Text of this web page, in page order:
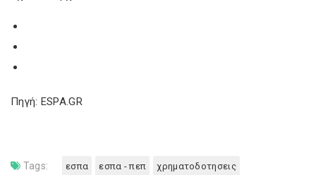
Πηγή: ESPA.GR
Tags: εσπα εσπα - πεπ χρηματοδοτησεις